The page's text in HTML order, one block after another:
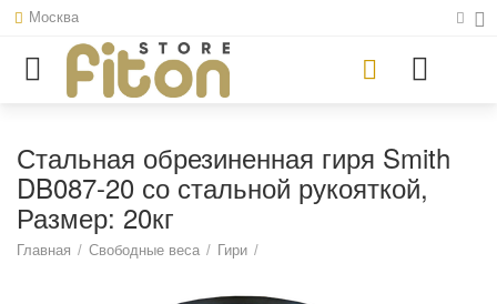
Москва
Стальная обрезиненная гиря Smith
DB087-20 со стальной рукояткой,
Размер: 20кг
Главная / Свободные веса / Гири /